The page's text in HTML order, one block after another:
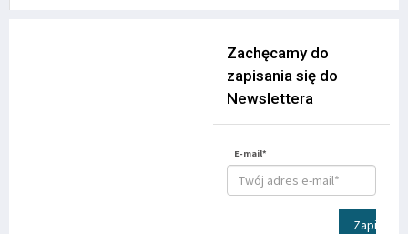
Zachęcamy do
zapisania się do
Newslettera
E-mail*
Zapisz